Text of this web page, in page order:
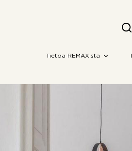
Tietoa REMAXista